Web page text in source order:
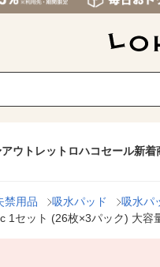
アウトレット ロハコセール新着
禁用品 吸水パッド
吸水パ
1セット (26枚×3パック) 大容